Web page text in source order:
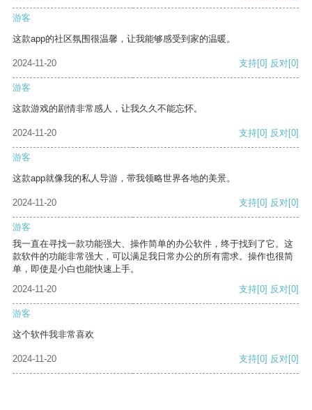
游客
这款app的社区氛围很温馨，让我能够感受到家的温暖。
2024-11-20 支持[0] 反对[0]
游客
这款游戏的剧情非常感人，让我久久不能忘怀。
2024-11-20 支持[0] 反对[0]
游客
这款app就像我的私人导游，带我领略世界各地的美景。
2024-11-20 支持[0] 反对[0]
游客
我一直在寻找一款功能强大、操作简单的办公软件，终于找到了它。这
款软件的功能非常强大，可以满足我日常办公的所有需求。操作也很简
单，即使是小白也能快速上手。
2024-11-20
支持[0] 反对[0]
游客
这个软件我非常喜欢
2024-11-20 支持[0] 反对[0]